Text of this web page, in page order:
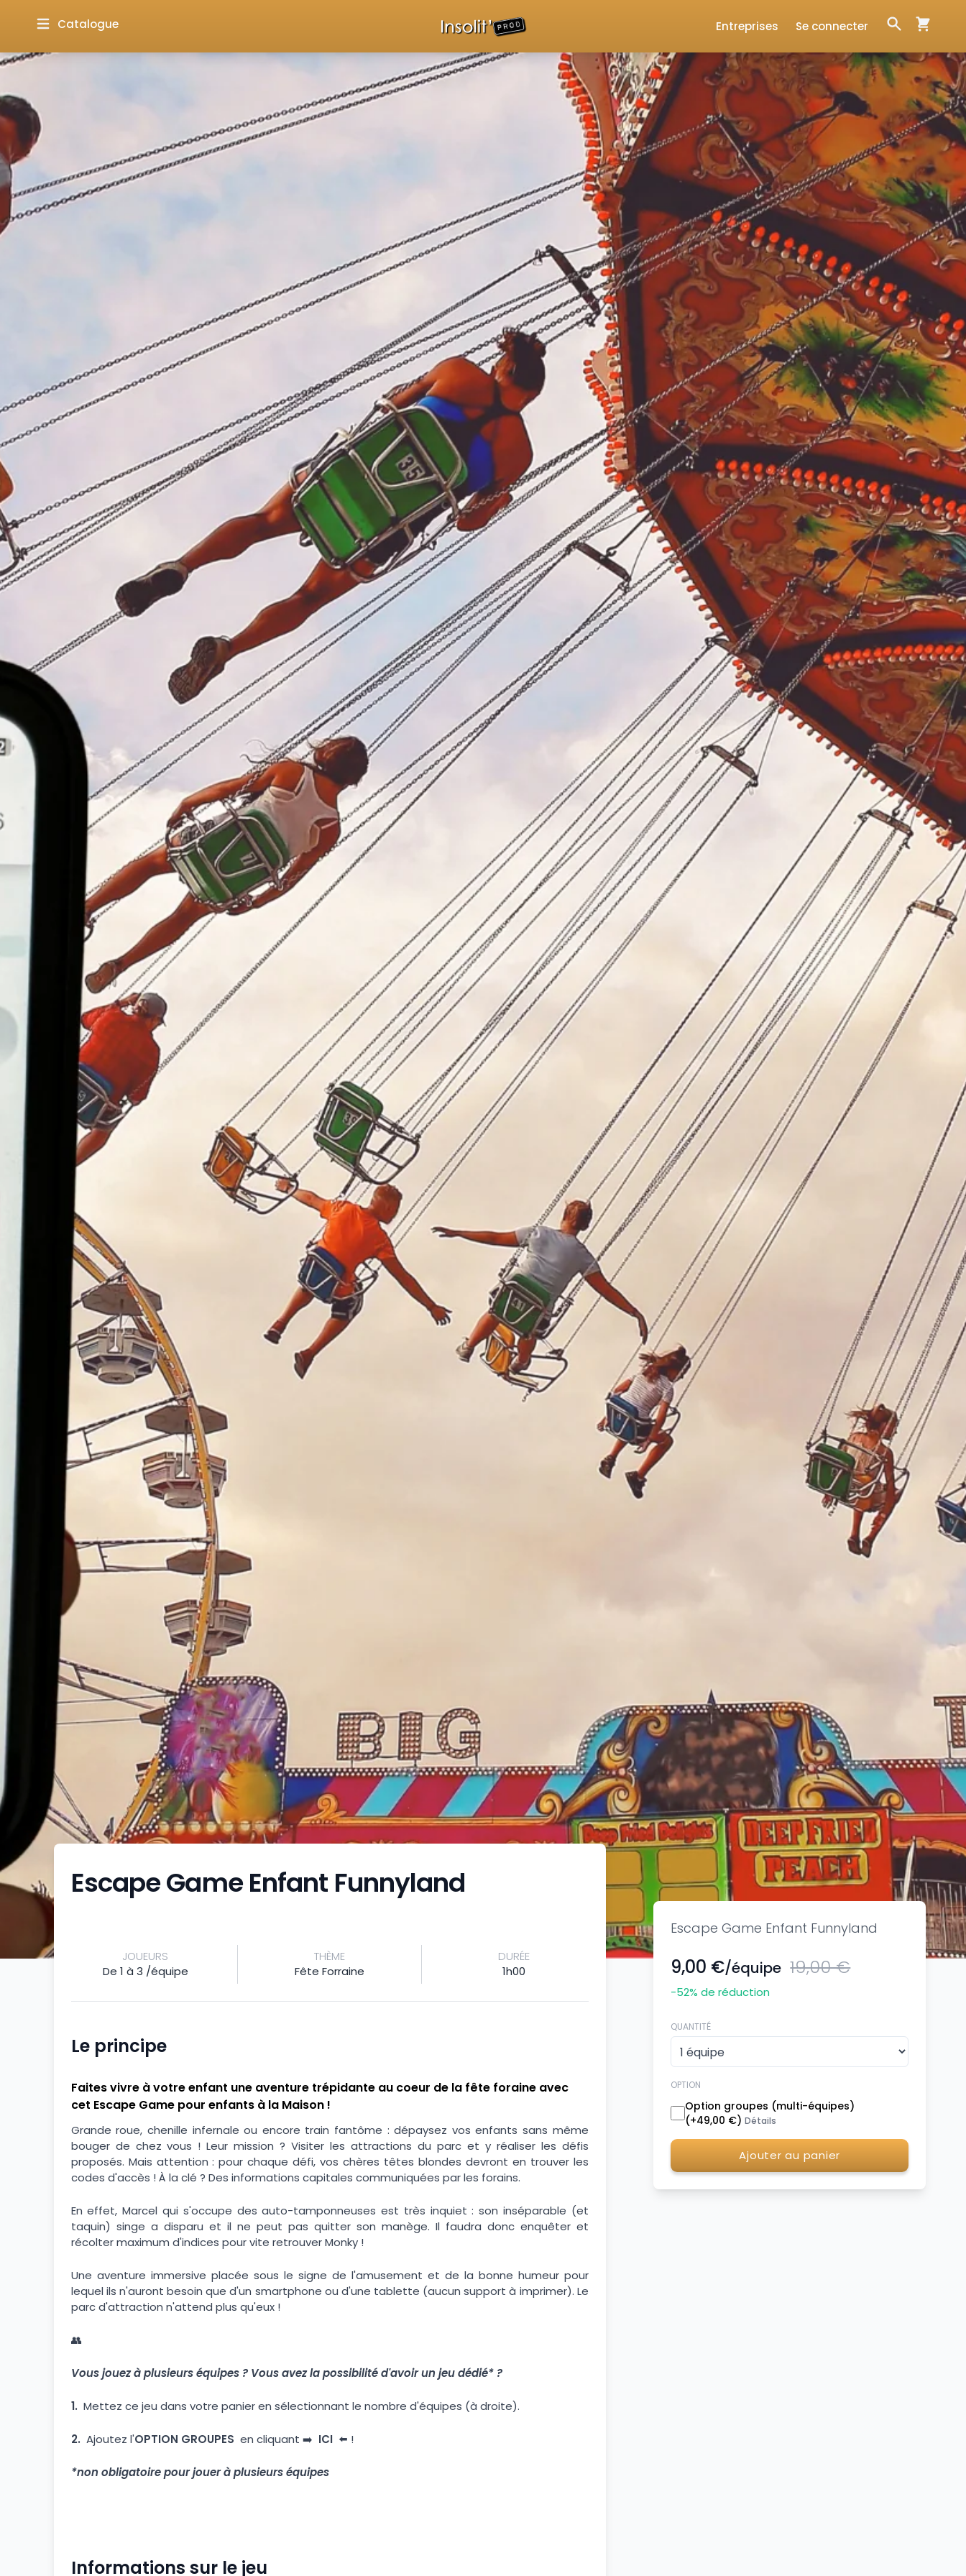
Catalogue Entreprises Se connecter
Escape Game Enfant Funnyland
9,00 €/équipe 19,00 €
-52% de réduction
QUANTITÉ
OPTION
Option groupes (multi-équipes)
(+49,00 €)Détails
Ajouter au panier
Escape Game Enfant Funnyland
JOUEURS
De 1 à 3 /équipe
THÈME
Fête Forraine
DURÉE
1h00
Le principe
Faites vivre à votre enfant une aventure trépidante au coeur de la fête foraine avec
cet Escape Game pour enfants à la Maison !
Grande roue, chenille infernale ou encore train fantôme : dépaysez vos enfants sans même
bouger de chez vous ! Leur mission ? Visiter les attractions du parc et y réaliser les défis
proposés. Mais attention : pour chaque défi, vos chères têtes blondes devront en trouver les
codes d'accès ! À la clé ? Des informations capitales communiquées par les forains.
En effet, Marcel qui s'occupe des auto-tamponneuses est très inquiet : son inséparable (et
taquin) singe a disparu et il ne peut pas quitter son manège. Il faudra donc enquêter et
récolter maximum d'indices pour vite retrouver Monky !
Une aventure immersive placée sous le signe de l'amusement et de la bonne humeur pour
lequel ils n'auront besoin que d'un smartphone ou d'une tablette (aucun support à imprimer). Le
parc d'attraction n'attend plus qu'eux !
👥
Vous jouez à plusieurs équipes ? Vous avez la possibilité d'avoir un jeu dédié* ?
1. Mettez ce jeu dans votre panier en sélectionnant le nombre d'équipes (à droite).
2. Ajoutez l'OPTION GROUPES en cliquant ➡️ ICI ⬅️ !
*non obligatoire pour jouer à plusieurs équipes
Informations sur le jeu